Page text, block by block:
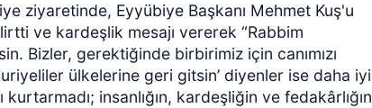
ziyaretinde, Eyyübiye Başkanı Mehmet Kuş'u
ve kardeşlik mesajı vererek “Rabbim
Bizler, gerektiğinde birbirimiz için canımızı
ülkelerine geri gitsin’ diyenler ise daha iyi
insanlığın, kardeşliğin ve fedakârlığın